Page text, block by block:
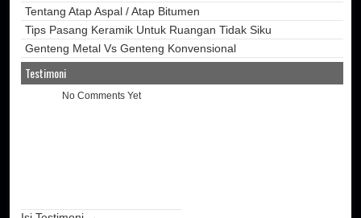
Tentang Atap Aspal / Atap Bitumen
Tips Pasang Keramik Untuk Ruangan Tidak Siku
Genteng Metal Vs Genteng Konvensional
Testimoni
No Comments Yet